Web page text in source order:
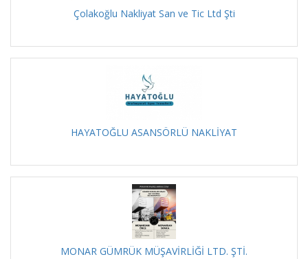
Çolakoğlu Nakliyat San ve Tic Ltd Şti
HAYATOĞLU ASANSÖRLÜ NAKLİYAT
MONAR GÜMRÜK MÜŞAVİRLİĞİ LTD. ŞTİ.